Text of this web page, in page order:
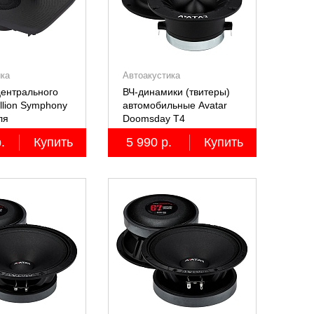
Symphony
Lixiang Li-
Купить
Автоакустика
ВЧ-динамики (твитеры)
автомобильные Avatar
Doomsday Т4
5 990 р. Купить